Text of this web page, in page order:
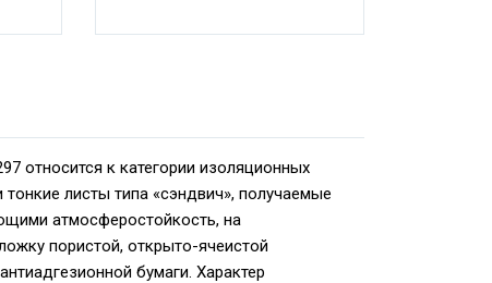
относится к категории изоляционных
листы типа «сэндвич», получаемые
атмосферостойкость, на
пористой, открыто-ячеистой
бумаги. Характер